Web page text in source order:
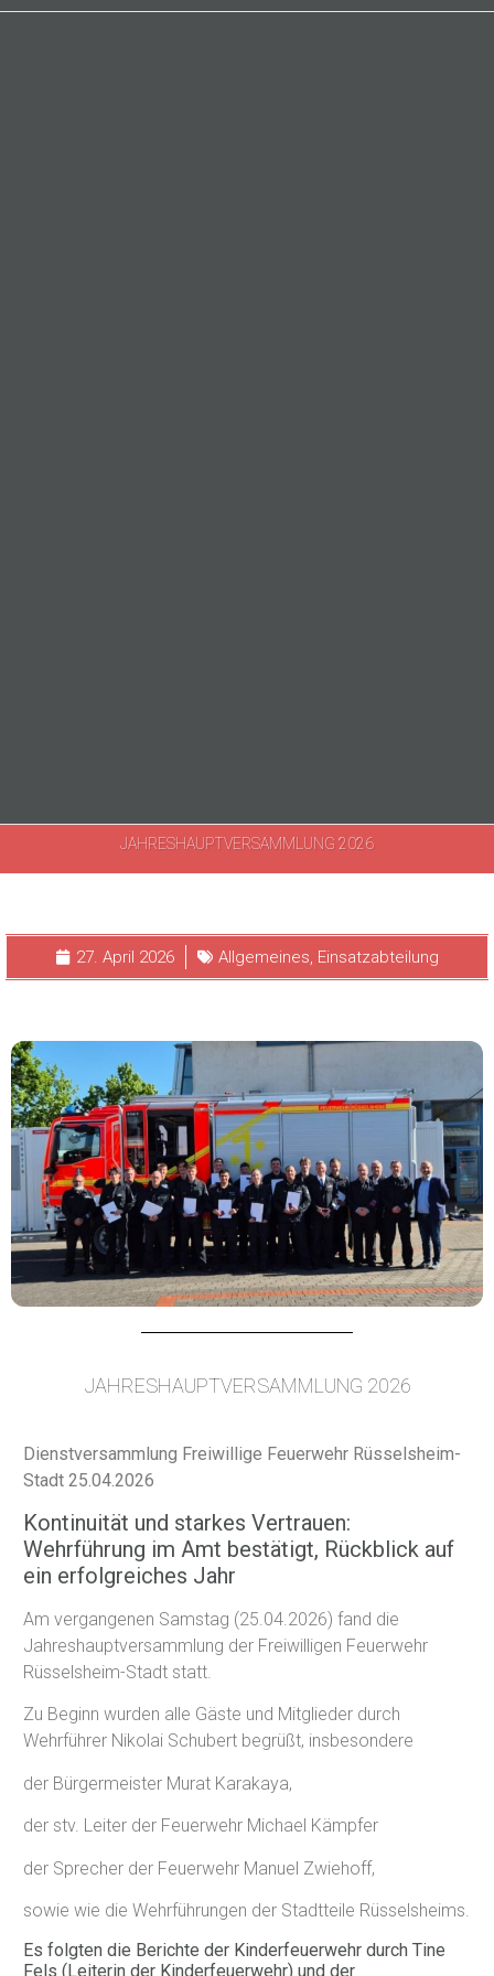
JAHRESHAUPTVERSAMMLUNG 2026
27. April 2026 Allgemeines, Einsatzabteilung
JAHRESHAUPTVERSAMMLUNG 2026
Dienstversammlung Freiwillige Feuerwehr Rüsselsheim-
Stadt 25.04.2026
Kontinuität und starkes Vertrauen:
Wehrführung im Amt bestätigt, Rückblick auf
ein erfolgreiches Jahr
Am vergangenen Samstag (25.04.2026) fand die
Jahreshauptversammlung der Freiwilligen Feuerwehr
Rüsselsheim-Stadt statt.
Zu Beginn wurden alle Gäste und Mitglieder durch
Wehrführer Nikolai Schubert begrüßt, insbesondere
der Bürgermeister Murat Karakaya,
der stv. Leiter der Feuerwehr Michael Kämpfer
der Sprecher der Feuerwehr Manuel Zwiehoff,
sowie wie die Wehrführungen der Stadtteile Rüsselsheims.
Es folgten die Berichte der Kinderfeuerwehr durch Tine
Fels (Leiterin der Kinderfeuerwehr) und der